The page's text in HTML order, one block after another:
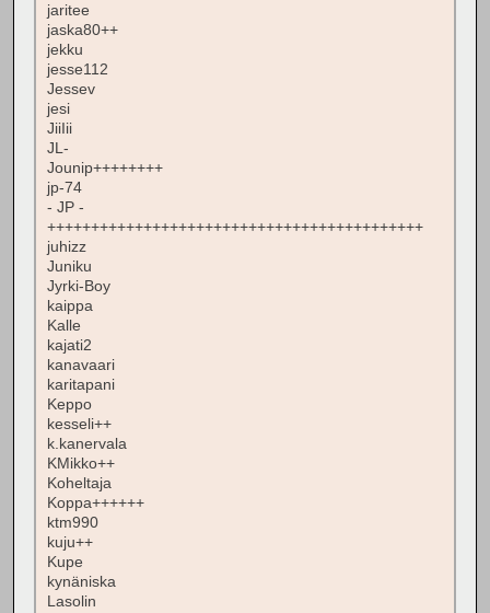
jaritee
jaska80++
jekku
jesse112
Jessev
jesi
JiiIii
JL-
Jounip++++++++
jp-74
- JP -
+++++++++++++++++++++++++++++++++++++++++++
juhizz
Juniku
Jyrki-Boy
kaippa
Kalle
kajati2
kanavaari
karitapani
Keppo
kesseli++
k.kanervala
KMikko++
Koheltaja
Koppa++++++
ktm990
kuju++
Kupe
kynäniska
Lasolin